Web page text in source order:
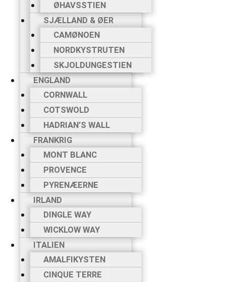
ØHAVSSTIEN
SJÆLLAND & ØER
CAMØNOEN
NORDKYSTRUTEN
SKJOLDUNGESTIEN
ENGLAND
CORNWALL
COTSWOLD
HADRIAN’S WALL
FRANKRIG
MONT BLANC
PROVENCE
PYRENÆERNE
IRLAND
DINGLE WAY
WICKLOW WAY
ITALIEN
AMALFIKYSTEN
CINQUE TERRE